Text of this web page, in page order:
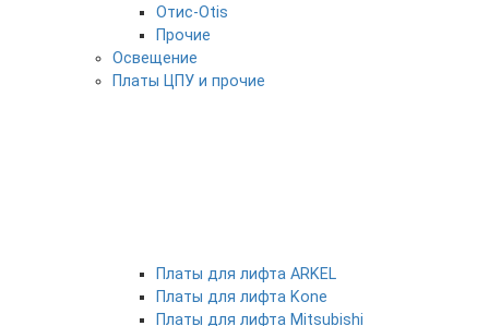
Отис-Otis
Прочие
Освещение
Платы ЦПУ и прочие
Платы для лифта ARKEL
Платы для лифта Kone
Платы для лифта Mitsubishi